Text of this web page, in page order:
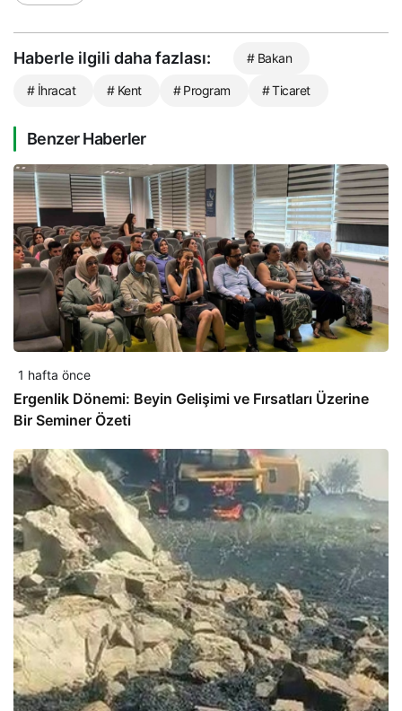
Haberle ilgili daha fazlası: # Bakan
# İhracat # Kent # Program # Ticaret
Benzer Haberler
1 hafta önce
Ergenlik Dönemi: Beyin Gelişimi ve Fırsatları Üzerine
Bir Seminer Özeti